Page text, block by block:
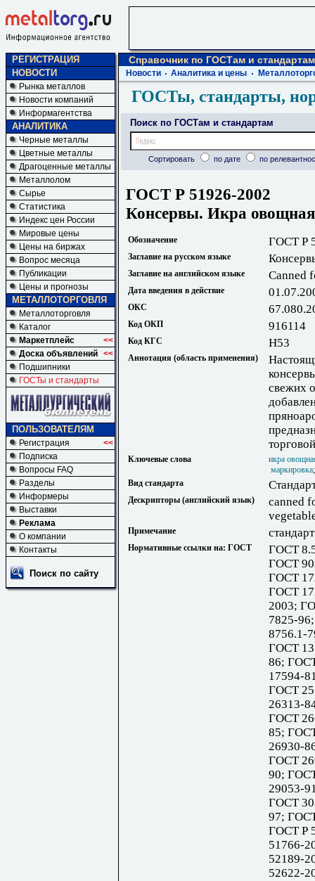
РЕГИСТРАЦИЯ
НОВОСТИ
Рынка металлов
Новости компаний
Информагентства
АНАЛИТИКА
Черные металлы
Цветные металлы
Драгоценные металлы
Металлолом
Сырье
Статистика
Индекс цен России
Мировые цены
Цены на биржах
Вопрос месяца
Публикации
Цены и прогнозы
МЕТАЛЛОТОРГОВЛЯ
Металлоторговля
Каталог
Маркетплейс
<<
Доска объявлений <<
Подшипники
ГОСТы и стандарты
ПОЛЬЗОВАТЕЛЯМ
Регистрация
<<
Подписка
Вопросы FAQ
Разделы
Информеры
Выставки
Реклама
О компании
Контакты
Поиск по сайту
Справочник по ГОСТам и стандартам
Новости Аналитика и цены
ГОСТы, стандарты,
Поиск по ГОСТам и стандартам
Сортировать по дате по
ГОСТ Р 51926-2002
Консервы. Икра
Обозначение ГОСТ Р
Заглавие на русском языке
Заглавие на английском языке Canned
Дата введения в действие
ОКС
Код ОКП 916114
Код КГС Н53
Аннотация (область применения)
свежих
Ключевые слова
икра
маркировка
Вид стандарта
Дескрипторы (английский язык)
canned
Примечание
Нормативные ссылки на: ГОСТ
ГОСТ
ГОСТ
ГОСТ
ГОСТ
2003;
7825-
8756.1-
ГОСТ
86;
17594-
ГОСТ
26313-
ГОСТ
85;
26930-
ГОСТ
90;
29053-
ГОСТ
97;
ГОСТ Р
51766-
52189-
52622-